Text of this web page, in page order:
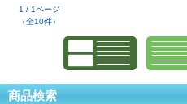
1 / 1ページ
（全10件）
商品検索